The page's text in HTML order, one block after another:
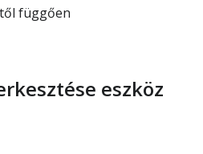
függően
eszköz